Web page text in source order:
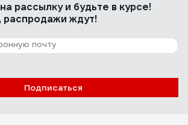
заглушки и т.д.), красивый внешний
Экопласт MEX15/10BG
2
на рассылкуи будьте в курсе!
распродажи ждут!
Подписаться